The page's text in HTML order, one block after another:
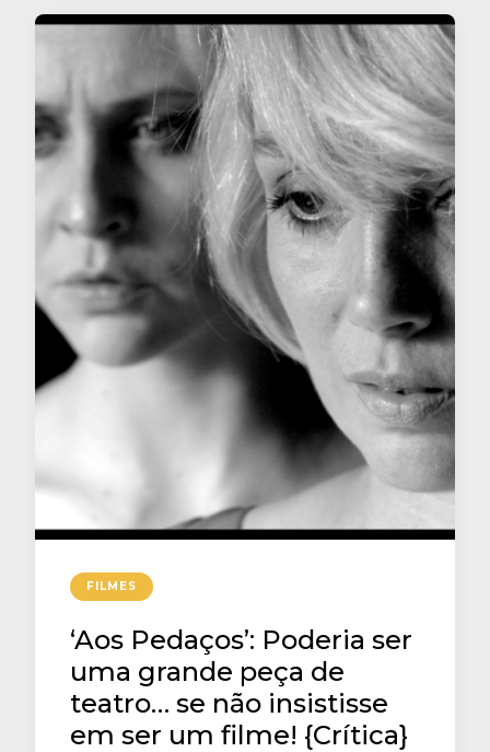
FILMES
‘Aos Pedaços’: Poderia ser
uma grande peça de
teatro… se não insistisse
em ser um filme! {Crítica}